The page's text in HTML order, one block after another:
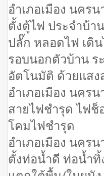
อำเภอเมือง นคร
ตั้งตู้ไฟ ประจำบ้า
ปลั๊ก หลอดไฟ เดิ
รอบนอกตัวบ้าน ร
อัตโนมัติ ด้วยแสง
อำเภอเมือง นคร
สายไฟชำรุด ไฟช็
โคมไฟชำรุด
อำเภอเมือง นคร
ตั้งท่อน้ำดี ท่อน้ำ